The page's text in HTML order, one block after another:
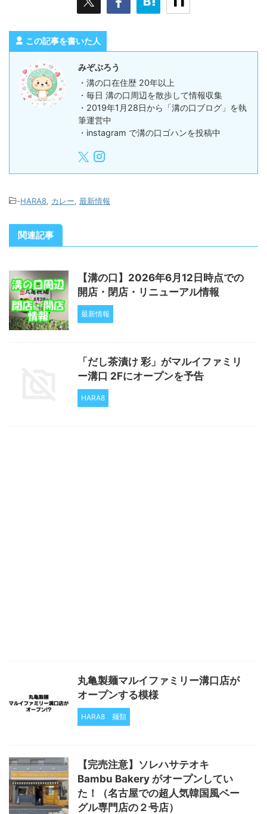
この記事を書いた人
みぞぶろう
・溝の口在住歴 20年以上
・毎日 溝の口周辺を散歩して情報収集
・2019年1月28日から「溝の口ブログ」を執
筆運営中
・instagram で溝の口ゴハンを投稿中
-HARA8 カレー 最新情報
関連記事
【溝の口】2026年6月12日時点での
開店・閉店・リニューアル情報
最新情報
「だし茶漬け 彩」がマルイファミリ
ー溝口 2Fにオープンを予告
HARA8
丸亀製麺マルイファミリー溝口店が
オープンする模様
HARA8 麺類
【完売注意】ソレハサテオキ
Bambu Bakery がオープンしてい
た！（名古屋での超人気韓国風ベー
グル専門店の２号店）